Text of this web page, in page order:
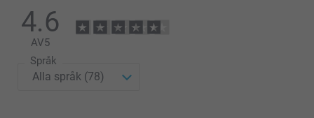
Vad är den exakta storleken + finishen på mina bilder?
4.6
AV5
Språk